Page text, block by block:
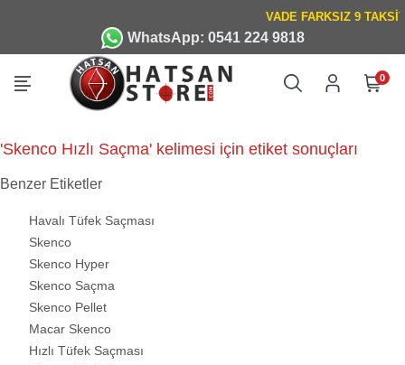
WhatsApp: 0541 224 9818
0
'Skenco Hızlı Saçma' kelimesi için etiket sonuçları
Benzer Etiketler
Havalı Tüfek Saçması
Skenco
Skenco Hyper
Skenco Saçma
Skenco Pellet
Macar Skenco
Hızlı Tüfek Saçması